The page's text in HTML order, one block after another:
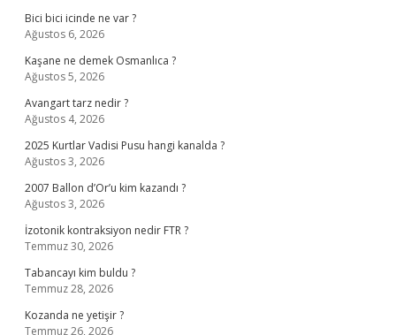
Bici bici icinde ne var ?
Ağustos 6, 2026
Kaşane ne demek Osmanlıca ?
Ağustos 5, 2026
Avangart tarz nedir ?
Ağustos 4, 2026
2025 Kurtlar Vadisi Pusu hangi kanalda ?
Ağustos 3, 2026
2007 Ballon d’Or’u kim kazandı ?
Ağustos 3, 2026
İzotonik kontraksiyon nedir FTR ?
Temmuz 30, 2026
Tabancayı kim buldu ?
Temmuz 28, 2026
Kozanda ne yetişir ?
Temmuz 26, 2026